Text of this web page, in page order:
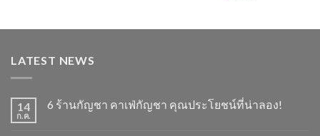
LATEST NEWS
14
ก.ค.
6 ร้านกัญชา คาเฟ่กัญชา คุณประโยชน์ที่น่าลอง!